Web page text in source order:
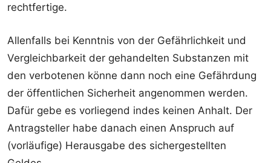
rechtfertige.
Allenfalls bei Kenntnis von der Gefährlichkeit und
Vergleichbarkeit der gehandelten Substanzen mit
den verbotenen könne dann noch eine Gefährdung
der öffentlichen Sicherheit angenommen werden.
Dafür gebe es vorliegend indes keinen Anhalt. Der
Antragsteller habe danach einen Anspruch auf
(vorläufige) Herausgabe des sichergestellten